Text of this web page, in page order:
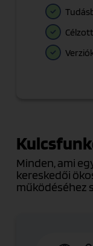
Minden, ami
kereskedői
működéséhez